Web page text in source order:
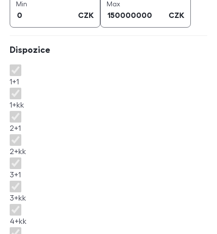
Min
CZK
Maxcena (
CZK
Dispozice
Dispozice
1+1
1+kk
2+1
2+kk
3+1
3+kk
4+kk